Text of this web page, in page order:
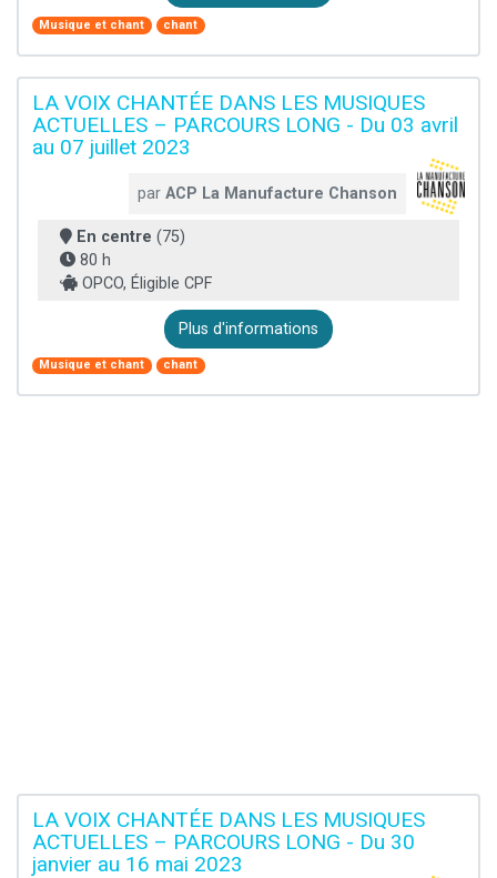
Musique et chant chant
LA VOIX CHANTÉE DANS LES MUSIQUES
ACTUELLES – PARCOURS LONG - Du 03 avril
au 07 juillet 2023
parACP La Manufacture Chanson
En centre (75)
80 h
OPCO, Éligible CPF
Plus d'informations
Musique et chant chant
LA VOIX CHANTÉE DANS LES MUSIQUES
ACTUELLES – PARCOURS LONG - Du 30
janvier au 16 mai 2023